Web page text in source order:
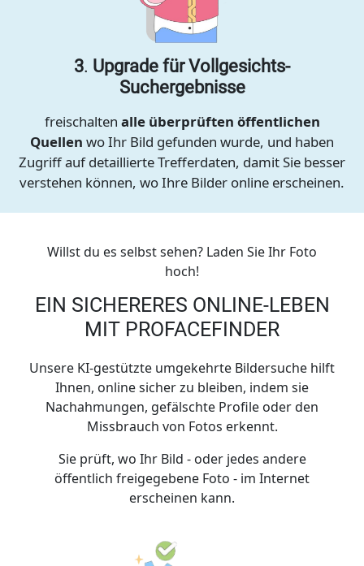
3. Upgrade für Vollgesichts-
Suchergebnisse
freischalten alle überprüften öffentlichen
Quellen wo Ihr Bild gefunden wurde, und haben
Zugriff auf detaillierte Trefferdaten, damit Sie besser
verstehen können, wo Ihre Bilder online erscheinen.
Willst du es selbst sehen? Laden Sie Ihr Foto
hoch!
EIN SICHERERES ONLINE-LEBEN
MIT PROFACEFINDER
Unsere KI-gestützte umgekehrte Bildersuche hilft
Ihnen, online sicher zu bleiben, indem sie
Nachahmungen, gefälschte Profile oder den
Missbrauch von Fotos erkennt.
Sie prüft, wo Ihr Bild - oder jedes andere
öffentlich freigegebene Foto - im Internet
erscheinen kann.